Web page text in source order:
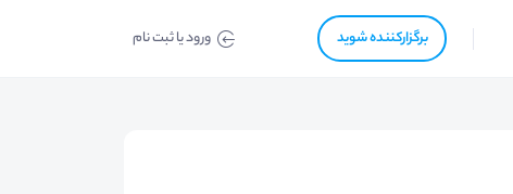
برگزار‌‌کننده شوید ورود یا ثبت نام